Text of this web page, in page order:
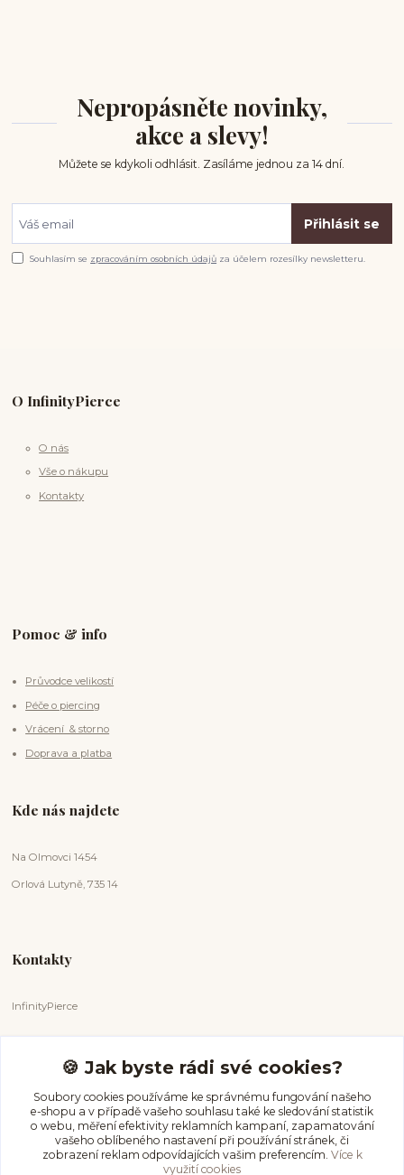
Nepropásněte novinky,
akce a slevy!
Můžete se kdykoli odhlásit. Zasíláme jednou za 14 dní.
Přihlásit se
Souhlasím se zpracováním osobních údajů za účelem rozesílky newsletteru.
O InfinityPierce
O nás
Vše o nákupu
Kontakty
Pomoc & info
Průvodce velikostí
Péče o piercing
Vrácení & storno
Doprava a platba
Kde nás najdete
Na Olmovci 1454
Orlová Lutyně, 735 14
Kontakty
InfinityPierce
+420 731 681 038
(Po-Ne, 9-18 hod.)
info@infinitypierce.cz
🍪 Jak byste rádi své cookies?
Soubory cookies používáme ke správnému fungování našeho
e-shopu a v případě vašeho souhlasu také ke sledování statistik
o webu, měření efektivity reklamních kampaní, zapamatování
vašeho oblíbeného nastavení při používání stránek, či
zobrazení reklam odpovídajících vašim preferencím. Více k
využití cookies